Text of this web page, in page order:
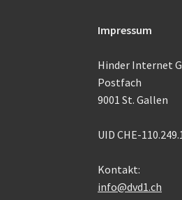
Impressum
Hinder Internet
Postfach
9001 St. Gallen
UID CHE-
Kontakt:
info@dvd1.ch